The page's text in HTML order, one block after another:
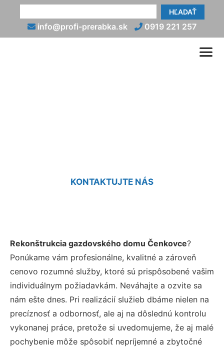
HĽADAŤ
info@profi-prerabka.sk 0919 221 257
KONTAKTUJTE NÁS
Rekonštrukcia gazdovského domu Čenkovce?
Ponúkame vám profesionálne, kvalitné a zároveň
cenovo rozumné služby, ktoré sú prispôsobené vašim
individuálnym požiadavkám. Neváhajte a ozvite sa
nám ešte dnes. Pri realizácií služieb dbáme nielen na
precíznosť a odbornosť, ale aj na dôslednú kontrolu
vykonanej práce, pretože si uvedomujeme, že aj malé
pochybenie môže spôsobiť nepríjemné a zbytočné